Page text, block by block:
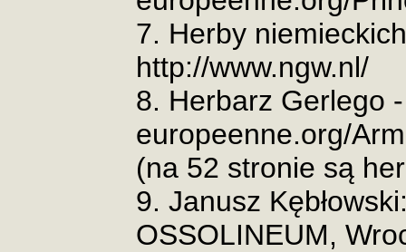
7. Herby
http://www.ngw.nl/
8. Herbarz Gerlego
europeenne.org/
(na 52 stronie są
9. Janusz
OSSOLINEUM,